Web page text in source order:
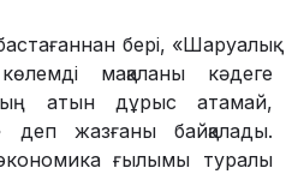
бері, «Шаруалық
мақаланы кәдеге
атын дұрыс атамай,
деп жазғаны байқалады.
ғылымы туралы